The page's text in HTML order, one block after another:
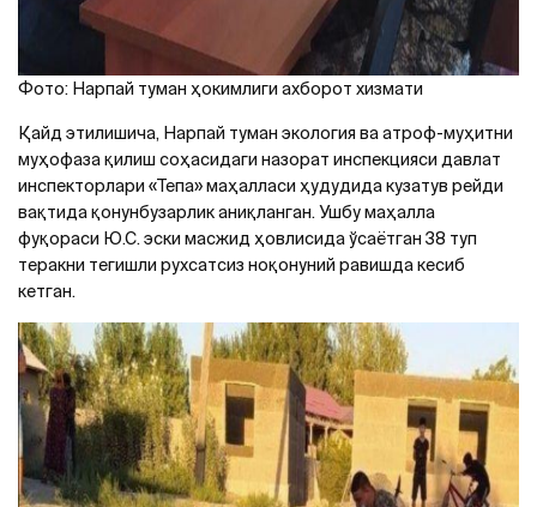
Фото: Нарпай туман ҳокимлиги ахборот хизмати
Қайд этилишича, Нарпай туман экология ва атроф-муҳитни
муҳофаза қилиш соҳасидаги назорат инспекцияси давлат
инспекторлари «Тепа» маҳалласи ҳудудида кузатув рейди
вақтида қонунбузарлик аниқланган. Ушбу маҳалла
фуқораси Ю.С. эски масжид ҳовлисида ўсаётган 38 туп
теракни тегишли рухсатсиз ноқонуний равишда кесиб
кетган.